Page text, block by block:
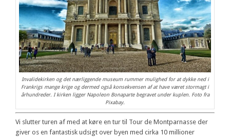
Invalidekirken og det nærliggende museum rummer mulighed for at dykke ned i
Frankrigs mange krige og dermed også konsekvensen af at have været stormagt i
århundreder. I kirken ligger Napoleon Bonaparte begravet under kuplen. Foto fra
Pixabay.
Vi slutter turen af med at køre en tur til Tour de Montparnasse der
giver os en fantastisk udsigt over byen med cirka 10 millioner